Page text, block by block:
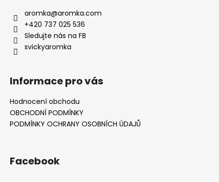
aromka@aromka.com
+420 737 025 536
Sledujte nás na FB
svickyaromka
Informace pro vás
Hodnocení obchodu
OBCHODNÍ PODMÍNKY
PODMÍNKY OCHRANY OSOBNÍCH ÚDAJŮ
Facebook